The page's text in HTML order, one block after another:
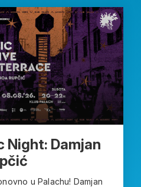
Night: Damjan
u Palachu! Damjan